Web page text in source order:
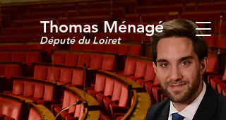
Thomas Ménagé
Député du Loiret